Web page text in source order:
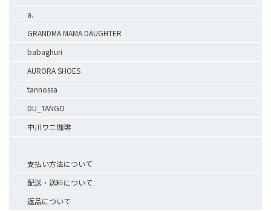
a.
GRANDMA MAMA DAUGHTER
babaghuri
AURORA SHOES
tannossa
DU_TANGO
中川ワニ珈琲
支払い方法について
配送・送料について
返品について